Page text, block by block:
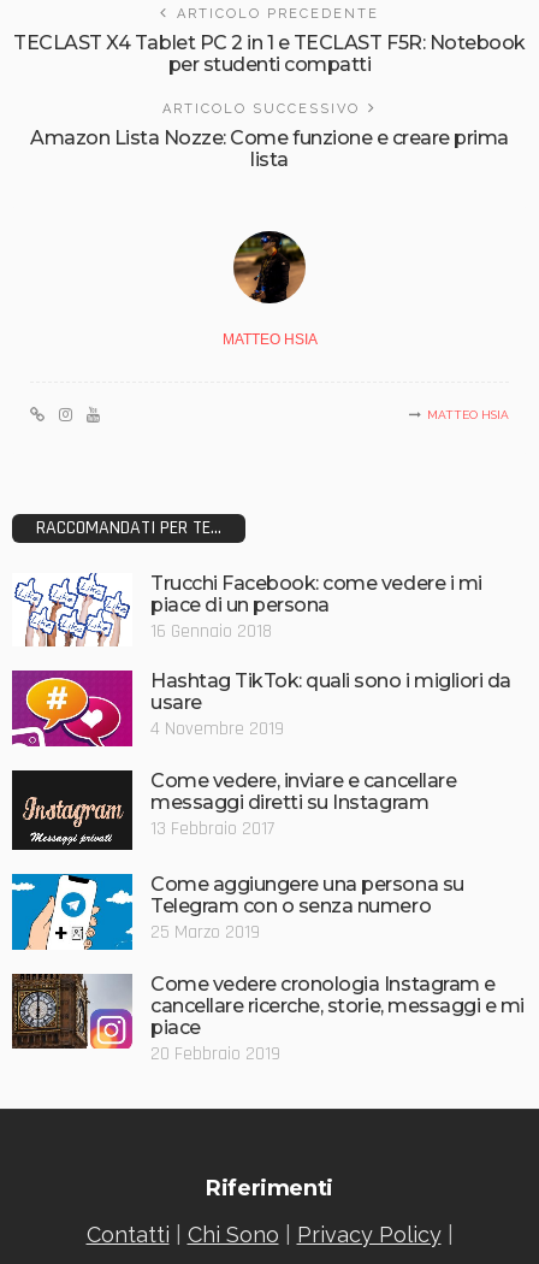
ARTICOLO PRECEDENTE
TECLAST X4 Tablet PC 2 in 1 e TECLAST F5R: Notebook
per studenti compatti
ARTICOLO SUCCESSIVO
Amazon Lista Nozze: Come funzione e creare prima
lista
MATTEO HSIA
MATTEO HSIA
RACCOMANDATI PER TE...
Trucchi Facebook: come vedere i mi
piace di un persona
16 Gennaio 2018
Hashtag TikTok: quali sono i migliori da
usare
4 Novembre 2019
Come vedere, inviare e cancellare
messaggi diretti su Instagram
13 Febbraio 2017
Come aggiungere una persona su
Telegram con o senza numero
25 Marzo 2019
Come vedere cronologia Instagram e
cancellare ricerche, storie, messaggi e mi
piace
20 Febbraio 2019
Riferimenti
Contatti Chi Sono Privacy Policy|